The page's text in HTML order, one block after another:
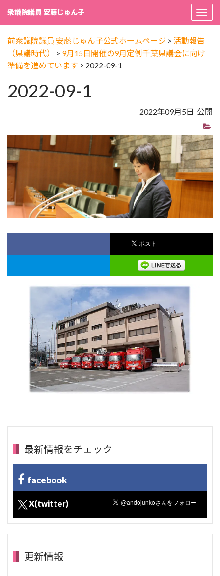
衆議院議員 安藤じゅん子
前衆議院議員 安藤じゅん子公式ホームページ > 活動報告
（県議時代）
> 9月15日開催の9月定例千葉県議会に向け
準備を進めています > 2022-09-1
2022-09-1
2022年09月5日 公開
最新情報をチェック
facebook
X(twitter)
更新情報